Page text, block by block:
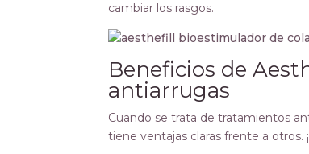
cambiar los rasgos.
Beneficios de
antiarrugas
Cuando se trata de tratamientos
tiene ventajas claras frente a otros.